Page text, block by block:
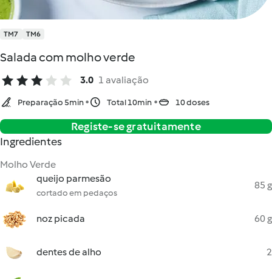
TM7 TM6
Salada com molho verde
3.0 1 avaliação
Preparação 5min Total 10min 10 doses
Registe-se gratuitamente
Ingredientes
Molho Verde
queijo parmesão
cortado em pedaços
85 g
noz picada 60 g
dentes de alho 2